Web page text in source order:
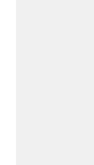
blíží. Microsoft